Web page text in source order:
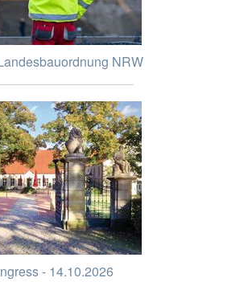
NRW
- 14.10.2026